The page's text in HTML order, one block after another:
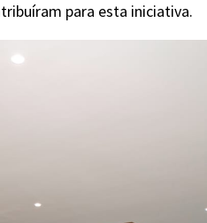
para esta iniciativa.